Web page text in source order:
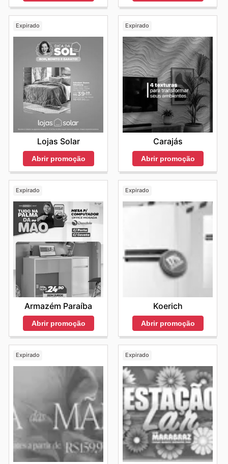
Expirado
Lojas Solar
Abrir promoção
Expirado
Carajás
Abrir promoção
Expirado
Armazém Paraíba
Abrir promoção
Expirado
Koerich
Abrir promoção
Expirado Expirado